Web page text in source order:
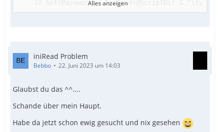
Alles anzeigen
iniRead Problem
Bebbo 22. Juni 2023 um 14:03
Glaubst du das ^^....
Schande über mein Haupt.
Habe da jetzt schon ewig gesucht und nix gesehen